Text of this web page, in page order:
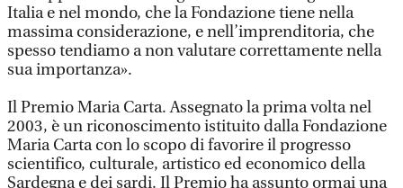
Italia e nel mondo, che la Fondazione tiene nella
massima considerazione, e nell’imprenditoria, che
spesso tendiamo a non valutare correttamente nella
sua importanza».
Il Premio Maria Carta. Assegnato la prima volta nel
2003, è un riconoscimento istituito dalla Fondazione
Maria Carta con lo scopo di favorire il progresso
scientifico, culturale, artistico ed economico della
Sardegna e dei sardi. Il Premio ha assunto ormai una